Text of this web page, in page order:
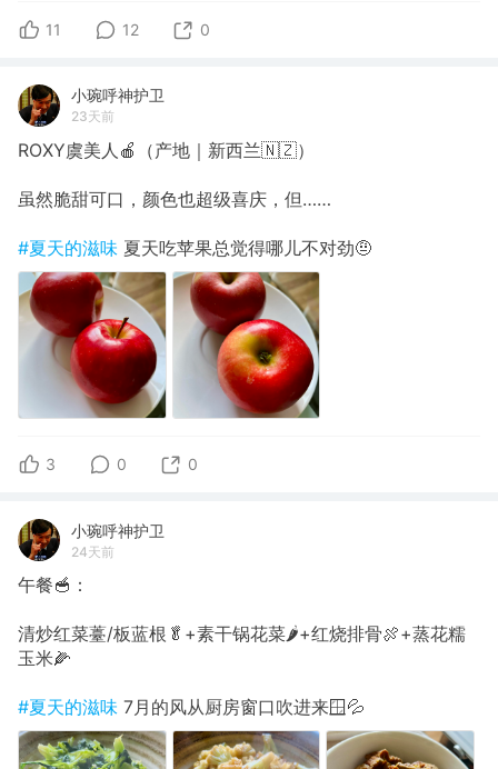
11 12 0
小琬呼神护卫
23天前
ROXY虞美人🍎（产地｜新西兰🇳🇿）
虽然脆甜可口，颜色也超级喜庆，但……
#夏天的滋味 夏天吃苹果总觉得哪儿不对劲🤨
3 0 0
小琬呼神护卫
24天前
午餐🥣：
清炒红菜薹/板蓝根🥬+素干锅花菜🌶️+红烧排骨🍖+蒸花糯
玉米🌽
#夏天的滋味 7月的风从厨房窗口吹进来🪟💦